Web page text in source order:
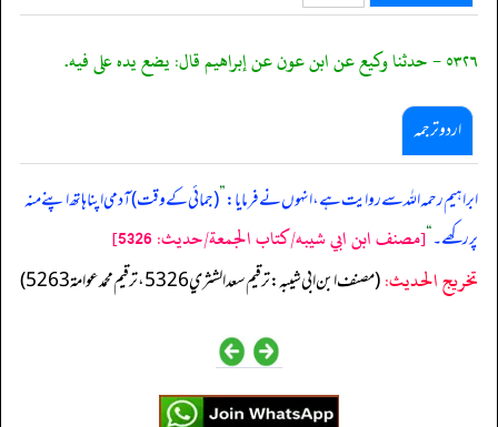
٥٣٢٦ - حدثنا وكيع عن ابن عون عن إبراهيم قال: يضع يده على فيه.
اردو ترجمہ
ابراہیم رحمہ اللہ سے روایت ہے، انہوں نے فرمایا:”(جمائی کے وقت) آدمی اپنا ہاتھ اپنے منہ
پر رکھے۔“[مصنف ابن ابي شيبه/كتاب الجمعة/حدیث: 5326]
تخریج الحدیث:(مصنف ابن ابي شيبه: ترقيم سعد الشثري 5326، ترقيم محمد عوامة 5263)